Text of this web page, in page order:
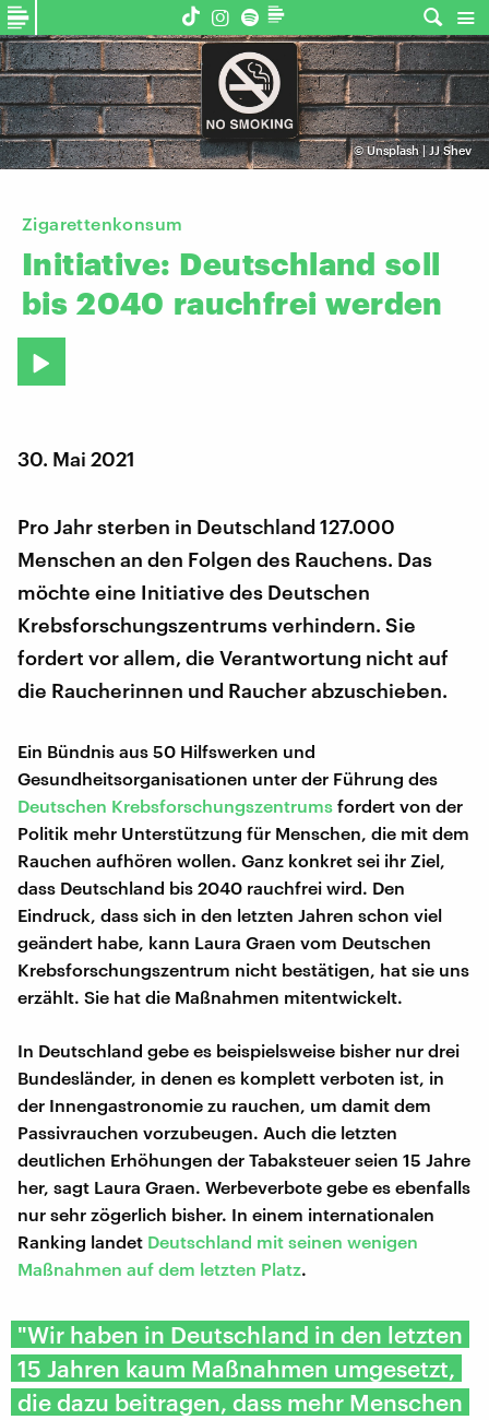
©Unsplash | JJ Shev
Zigarettenkonsum
Initiative: Deutschland soll
bis 2040 rauchfrei werden
30. Mai 2021
Pro Jahr sterben in Deutschland 127.000
Menschen an den Folgen des Rauchens. Das
möchte eine Initiative des Deutschen
Krebsforschungszentrums verhindern. Sie
fordert vor allem, die Verantwortung nicht auf
die Raucherinnen und Raucher abzuschieben.
Ein Bündnis aus 50 Hilfswerken und
Gesundheitsorganisationen unter der Führung des
Deutschen Krebsforschungszentrums fordert von der
Politik mehr Unterstützung für Menschen, die mit dem
Rauchen aufhören wollen. Ganz konkret sei ihr Ziel,
dass Deutschland bis 2040 rauchfrei wird. Den
Eindruck, dass sich in den letzten Jahren schon viel
geändert habe, kann Laura Graen vom Deutschen
Krebsforschungszentrum nicht bestätigen, hat sie uns
erzählt. Sie hat die Maßnahmen mitentwickelt.
In Deutschland gebe es beispielsweise bisher nur drei
Bundesländer, in denen es komplett verboten ist, in
der Innengastronomie zu rauchen, um damit dem
Passivrauchen vorzubeugen. Auch die letzten
deutlichen Erhöhungen der Tabaksteuer seien 15 Jahre
her, sagt Laura Graen. Werbeverbote gebe es ebenfalls
nur sehr zögerlich bisher. In einem internationalen
Ranking landet Deutschland mit seinen wenigen
Maßnahmen auf dem letzten Platz.
"Wir haben in Deutschland in den letzten
15 Jahren kaum Maßnahmen umgesetzt,
die dazu beitragen, dass mehr Menschen